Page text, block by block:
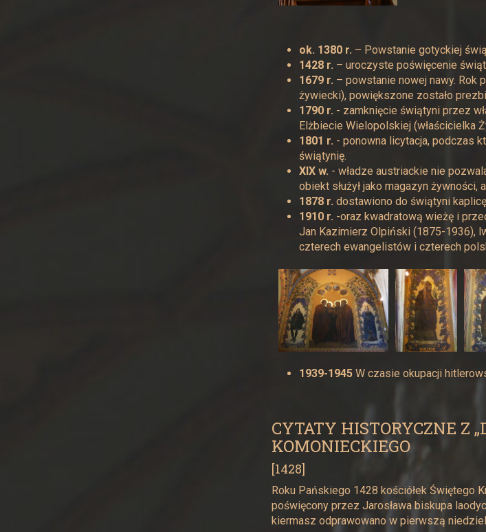
ok. 1380 r. – Powstanie gotyckiej
1428 r. – uroczyste poświęcenie
1679 r. – powstanie nowej nawy. Rok
żywiecki), powiększone zostało
1790 r. - zamknięcie świątyni przez
Elżbiecie Wielopolskiej (właścicielka
1801 r. - ponowna licytacja, podczas
świątynię.
XIX w. - władze austriackie nie
obiekt służył jako magazyn żywności,
1878 r. dostawiono do świątyni
1910 r.-oraz kwadratową wieżę i
Jan Kazimierz Olpiński (1875-1936),
czterech ewangelistów i czterech
1939-1945W czasie okupacji
CYTATY HISTORYCZNE Z
KOMONIECKIEGO
[1428]
Roku Pańskiego 1428 kościółek Świętego
poświęcony przez Jarosława biskupa
kiermasz odprawowano w pierwszą